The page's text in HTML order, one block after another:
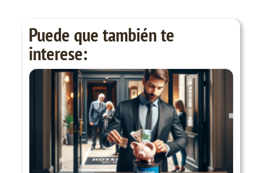
Puede que también te
interese: